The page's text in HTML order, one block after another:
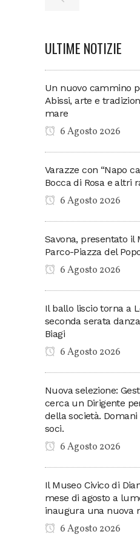
ULTIME NOTIZIE
Un nuovo cammino
Abissi, arte e
mare
6 Agosto 2026
Varazze con “Napo
Bocca di Rosa e altri
6 Agosto 2026
Savona, presentato il
Parco-Piazza del
6 Agosto 2026
Il ballo liscio torna a
seconda serata
Biagi
6 Agosto 2026
Nuova selezione:
cerca un Dirigente
della società. Domani
soci.
6 Agosto 2026
Il Museo Civico di
mese di agosto a
inaugura una nuova
6 Agosto 2026